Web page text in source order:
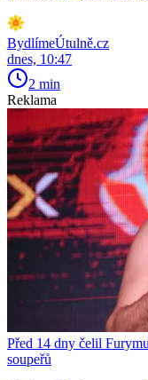
BydlímeÚtulně.cz
dnes, 10:47
2 min
Reklama
Před 14 dny čelil
soupeřů